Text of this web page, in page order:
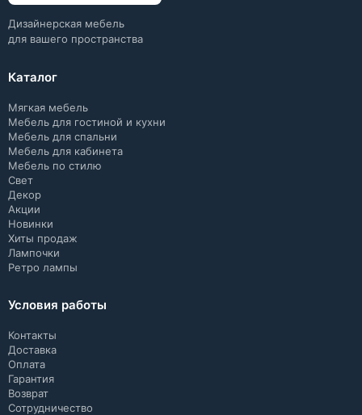
Дизайнерская мебель
для вашего пространства
Каталог
Мягкая мебель
Мебель для гостиной и кухни
Мебель для спальни
Мебель для кабинета
Мебель по стилю
Свет
Декор
Акции
Новинки
Хиты продаж
Лампочки
Ретро лампы
Условия работы
Контакты
Доставка
Оплата
Гарантия
Возврат
Сотрудничество